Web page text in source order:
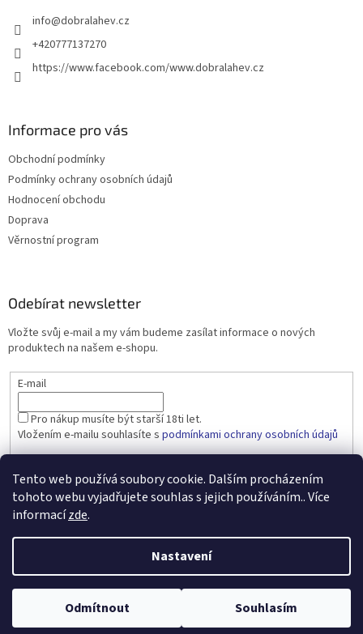
Tento web používá soubory cookie. Dalším procházením
tohoto webu vyjadřujete souhlas s jejich používáním.. Více
informacízde.
Nastavení
Odmítnout Souhlasím
info@dobralahev.cz
+420777137270
https://www.facebook.com/www.dobralahev.cz
Informace pro vás
Obchodní podmínky
Podmínky ochrany osobních údajů
Hodnocení obchodu
Doprava
Věrnostní program
Odebírat newsletter
Vložte svůj e-mail a my vám budeme zasílat informace o nových
produktech na našem e-shopu.
E-mail
Pro nákup musíte být starší 18ti let.
Vložením e-mailu souhlasíte s podmínkami ochrany osobních údajů
PŘIHLÁSIT SE
Copyright 2026dobralahev.cz. Všechna práva vyhrazena.Upravit